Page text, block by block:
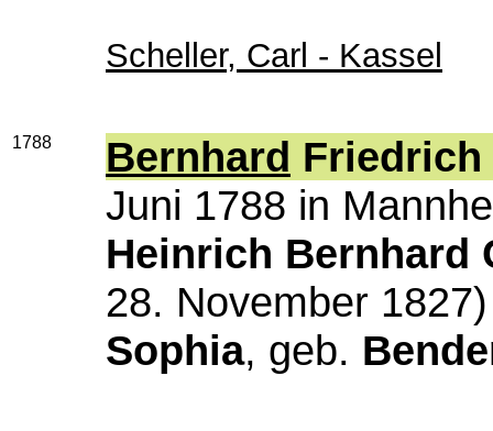
Scheller, Carl - Kassel
1788 Bernhard Friedrich
Juni 1788 in
Heinrich Bernhard
28. November
Sophia, geb.